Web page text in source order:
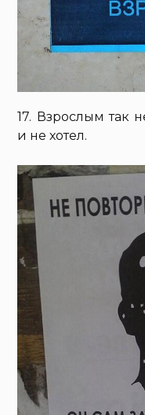
17. Взрослым так
и не хотел.